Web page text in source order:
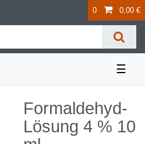
0 0,00 €
☰
Formaldehyd-
Lösung 4 % 10